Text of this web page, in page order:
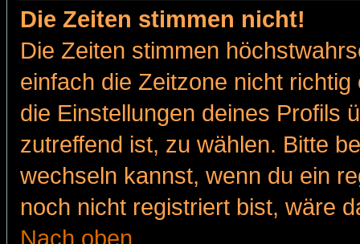
Die Zeiten stimmen nicht!
Die Zeiten stimmen
einfach die Zeitzone nicht
die Einstellungen deines Profils
zutreffend ist, zu wählen. Bitte
wechseln kannst, wenn du ein
noch nicht registriert bist, wäre
Nach oben